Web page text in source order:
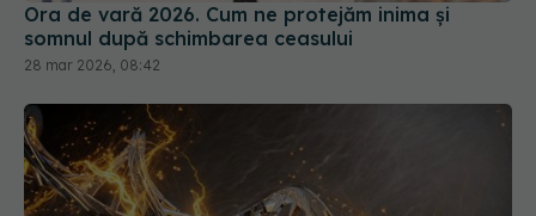
Ora de vară 2026. Cum ne protejăm inima și
somnul după schimbarea ceasului
28 mar 2026, 08:42